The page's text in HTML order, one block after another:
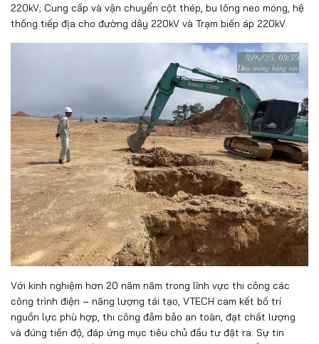
220kV; Cung cấp và vận chuyển cột thép, bu lông neo móng, hệ
thống tiếp địa cho đường dây 220kV và Trạm biến áp 220kV.
Với kinh nghiệm hơn 20 năm năm trong lĩnh vực thi công các
công trình điện – năng lượng tái tạo, VTECH cam kết bố trí
nguồn lực phù hợp, thi công đảm bảo an toàn, đạt chất lượng
và đúng tiến độ, đáp ứng mục tiêu chủ đầu tư đặt ra. Sự tin